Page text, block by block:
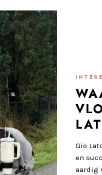
Gio
en
aardig